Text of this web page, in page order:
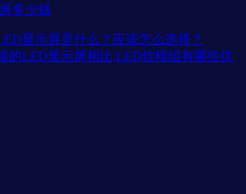
多少钱
显示屏是什么？应该怎么选择？
的LED显示屏相比,LED软模组有哪些优